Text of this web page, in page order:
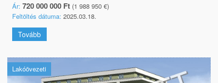
Ár: 720 000 000 Ft (1 988 950 €)
Feltöltés dátuma: 2025.03.18.
Tovább
Lakóövezeti